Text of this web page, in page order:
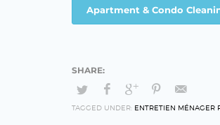
Apartment & Condo
TAGGED UNDER: ENTRETIEN MÉNAGER